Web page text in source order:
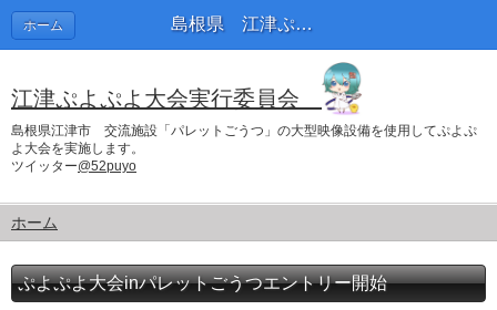
島根県 江津ぷよぷよ大会実行委員会
ホーム
江津ぷよぷよ大会実行委員会
島根県江津市 交流施設「パレットごうつ」の大型映像設備を使用してぷよぷ
よ大会を実施します。
ツイッター@52puyo
ホーム
ぷよぷよ大会inパレットごうつエントリー開始